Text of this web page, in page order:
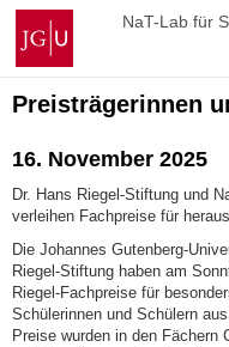
Zum
Inhalt
springen
Johannes
Gutenberg-
Universität
Mainz
NaT-Lab für
Preisträgerinnen
16. November 2025
Dr. Hans Riegel-Stiftung und
verleihen Fachpreise für
Die Johannes Gutenberg-
Riegel-Stiftung haben am
Riegel-Fachpreise für
Schülerinnen und Schülern
Preise wurden in den